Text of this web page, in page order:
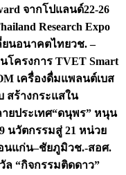
จากโปแลนด์22-26
Research Expo
ยนอนาคตไทยวช. –
ครงการ TVET Smart
เครื่องดื่มแพลนต์เบส
สร้างกระแสใน
ยประเทศ“ดนุพร” หนุน
นวัตกรรมสู่ 21 หน่วย
นแก่น–ชัยภูมิวช.-สอศ.
“กิจกรรมติดดาว”